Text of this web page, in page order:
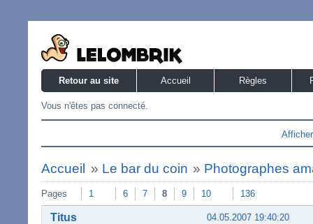
Retour au site Accueil Règles
Vous n'êtes pas connecté.
Accueil » Le bar du coin » Photographes
Pages 1 6 7 8 9 10 136
04.05.2007 19:40:20
Titus